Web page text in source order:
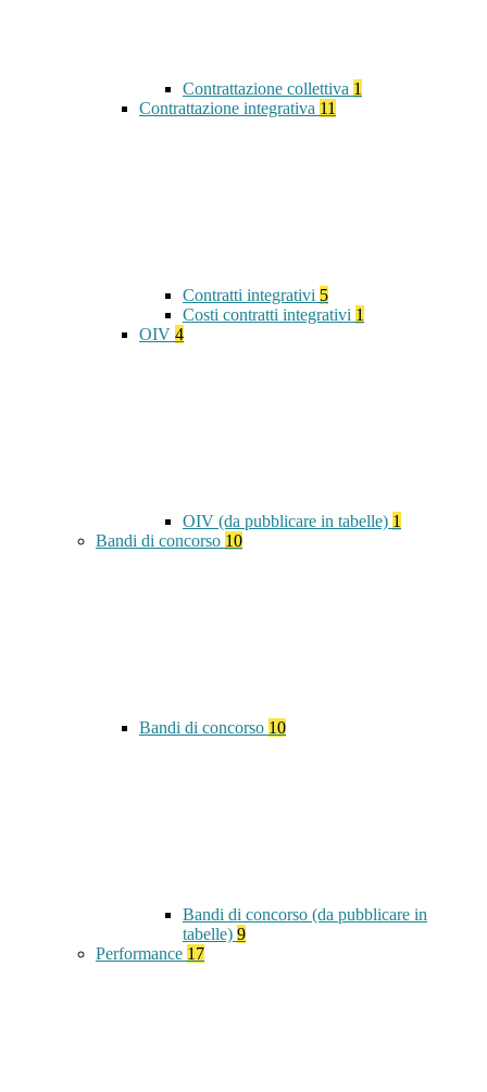
Contrattazione collettiva 1
Contrattazione integrativa 11
Contratti integrativi 5
Costi contratti integrativi 1
OIV 4
OIV (da pubblicare in tabelle) 1
Bandi di concorso 10
Bandi di concorso 10
Bandi di concorso (da pubblicare in
tabelle) 9
Performance 17